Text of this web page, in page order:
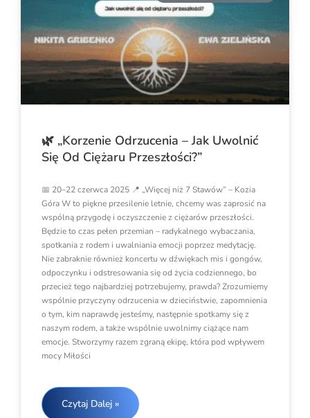
🌿 „Korzenie Odrzucenia – Jak Uwolnić
Się Od Ciężaru Przeszłości?”
📅 20–22 czerwca 2025 📍 „Więcej niż 7 Stawów” – Kozia
Góra W to piękne przesilenie letnie, chcemy was zaprosić na
wspólną przygodę i oczyszczenie z ciężarów przeszłości.
Będzie to czas pełen przemian – radykalnego wybaczania,
spotkania z rodem i uwalniania emocji poprzez medytację.
Nie zabraknie również koncertu w dźwiękach mis i gongów,
odpoczynku i odstresowania się od życia codziennego, bo
przecież tego najbardziej potrzebujemy, prawda? Zrozumiemy
wspólnie przyczyny odrzucenia w dzieciństwie, zapomnienia
o tym, kim naprawdę jesteśmy, następnie spotkamy się z
naszym rodem, a także wspólnie uwolnimy ciążące nam
emocje. Stworzymy razem zgraną ekipę, która pod wpływem
mocy Miłości
Czytaj Dalej »